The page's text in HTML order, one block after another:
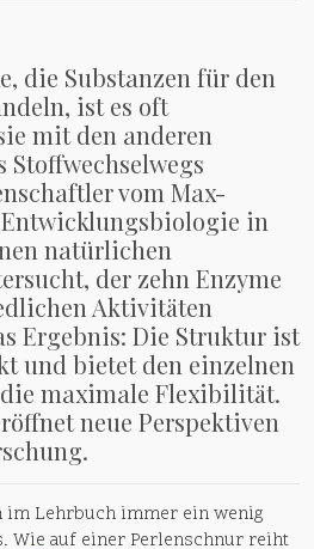
die Substanzen für den
ist es oft
mit den anderen
vom Max-
in
natürlichen
der zehn Enzyme
Aktivitäten
Ergebnis: Die Struktur ist
und bietet den einzelnen
maximale Flexibilität.
neue Perspektiven
im Lehrbuch immer ein wenig
Wie auf einer Perlenschnur reiht